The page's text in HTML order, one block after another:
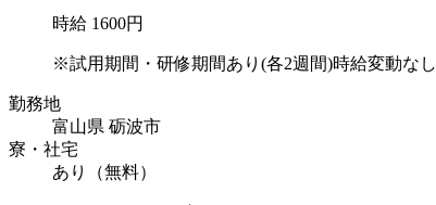
時給 1600円
※試用期間・研修期間あり(各2週間)時給変動なし
勤務地
富山県 砺波市
寮・社宅
あり（無料）